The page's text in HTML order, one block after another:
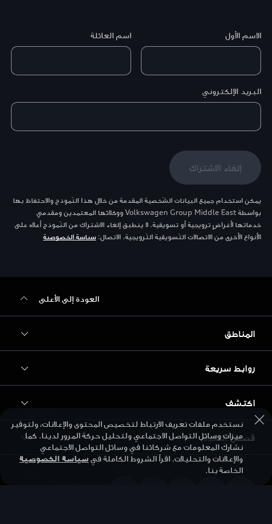
الاسم الأول اسم العائلة
البريد الإلكتروني
إلغاء الاشتراك
يمكن استخدام جميع البيانات الشّخصية المقدمة من خلال هذا النّموذج والاحتفاظ بها
بواسطة Volkswagen Group Middle East ووكلائها المعتمدين ومقدمي
خدماتها لأغراضٍ ترويجية أو تسويقية. لا ينطبق إلغاء الاشتراك من النّموذج أعلاه على
الأنواع الأخرى من الاتصالات التّسويقية التّرويجية. الاتصال: سياسة الخصوصية
العودة إلى الأعلى
المناطق
Audi أبوظبي
Audi دبي
Audi الأردن
Audi الكويت
روابط سريعة
الطرازات
احجز تجربة قيادة
احجز خدمة
اكتشف
Audi Matcher
التنقل الكهربائي
قصص التقدم
التكنولوجيا
نستخدم ملفات تعريف الارتباط لتخصيص المحتوى والإعلانات، ولتوفير
ميزات وسائل التواصل الاجتماعي ولتحليل حركة المرور لدينا. كما
نشارك المعلومات مع شركائنا في وسائل التواصل الاجتماعي
والإعلانات والتحليلات. اقرأ الشروط الكاملة فيسياسة الخصوصية
الخاصة بنا.